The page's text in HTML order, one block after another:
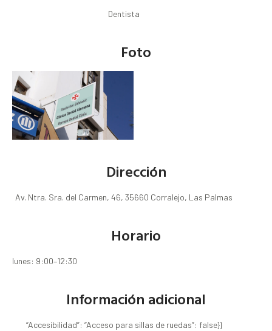
Dentista
Foto
Dirección
Av. Ntra. Sra. del Carmen, 46, 35660 Corralejo, Las Palmas
Horario
lunes: 9:00–12:30
Información adicional
“Accesibilidad”: “Acceso para sillas de ruedas”: false}}